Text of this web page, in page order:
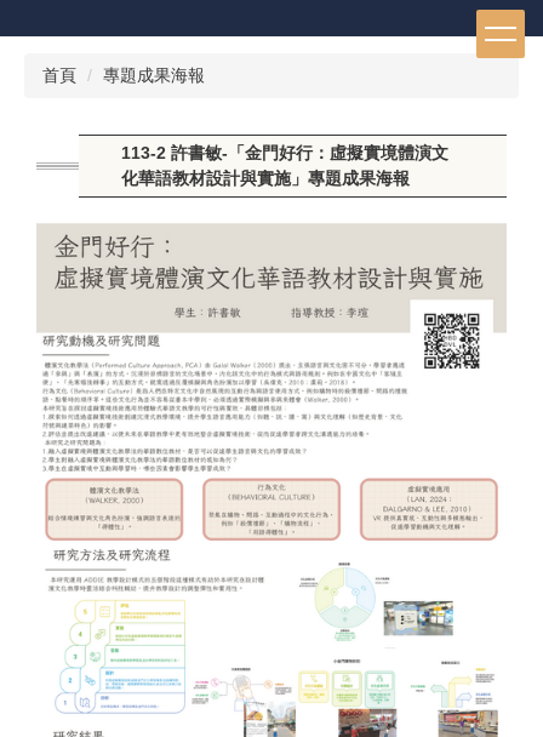
到
首頁 專題成果海報
113-2 許書敏-「金門好行：虛擬實境體演文
化華語教材設計與實施」專題成果海報